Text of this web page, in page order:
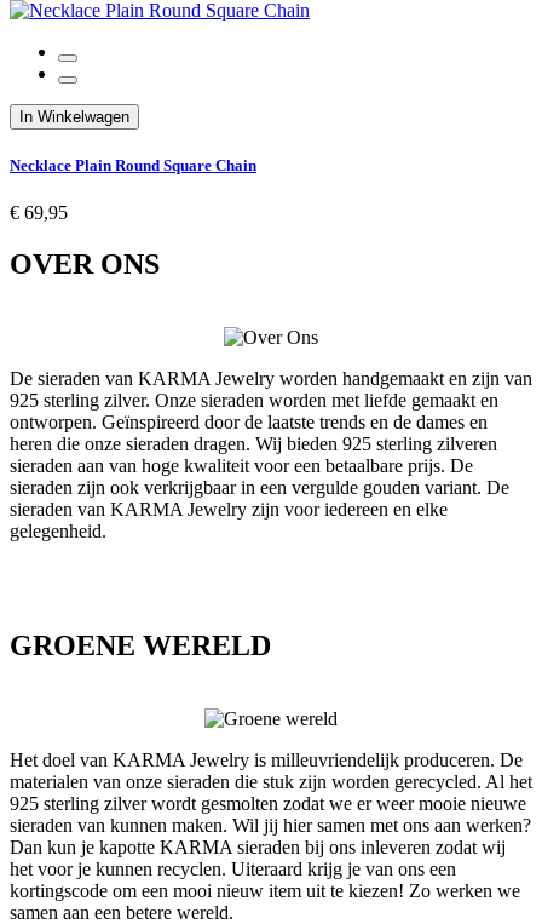
In Winkelwagen
Necklace Plain Round Square Chain
€ 69,95
OVER ONS
De sieraden van KARMA Jewelry worden handgemaakt en zijn van
925 sterling zilver. Onze sieraden worden met liefde gemaakt en
ontworpen. Geïnspireerd door de laatste trends en de dames en
heren die onze sieraden dragen. Wij bieden 925 sterling zilveren
sieraden aan van hoge kwaliteit voor een betaalbare prijs. De
sieraden zijn ook verkrijgbaar in een vergulde gouden variant. De
sieraden van KARMA Jewelry zijn voor iedereen en elke
gelegenheid.
GROENE WERELD
Het doel van KARMA Jewelry is milleuvriendelijk produceren. De
materialen van onze sieraden die stuk zijn worden gerecycled. Al het
925 sterling zilver wordt gesmolten zodat we er weer mooie nieuwe
sieraden van kunnen maken. Wil jij hier samen met ons aan werken?
Dan kun je kapotte KARMA sieraden bij ons inleveren zodat wij
het voor je kunnen recyclen. Uiteraard krijg je van ons een
kortingscode om een mooi nieuw item uit te kiezen! Zo werken we
samen aan een betere wereld.